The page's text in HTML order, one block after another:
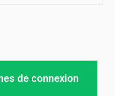
de connexion